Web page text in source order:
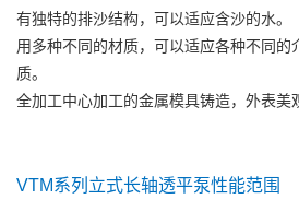
有独特的排沙结构，可以适应含沙的水。
用多种不同的材质，可以适应各种不同
质。
全加工中心加工的金属模具铸造，外表美
VTM系列立式长轴透平泵性能范围